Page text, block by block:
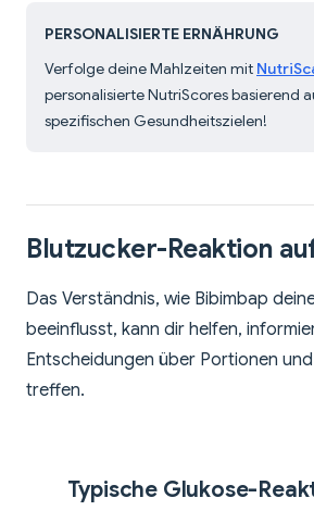
PERSONALISIERTE ERNÄHRUNG
Verfolge deine Mahlzeiten mit
personalisierte NutriScores basierend
spezifischen Gesundheitszielen!
Blutzucker-Reaktion
Das Verständnis, wie Bibimbap
beeinflusst, kann dir helfen,
Entscheidungen über Portionen
treffen.
Typische Glukose-